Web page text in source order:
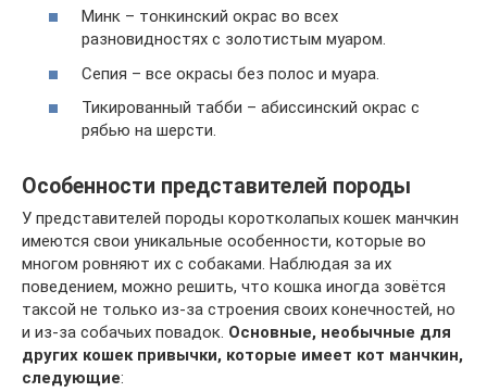
Минк – тонкинский окрас во всех
разновидностях с золотистым муаром.
Сепия – все окрасы без полос и муара.
Тикированный табби – абиссинский окрас с
рябью на шерсти.
Особенности представителей породы
У представителей породы коротколапых кошек манчкин
имеются свои уникальные особенности, которые во
многом ровняют их с собаками. Наблюдая за их
поведением, можно решить, что кошка иногда зовётся
таксой не только из-за строения своих конечностей, но
и из-за собачьих повадок. Основные, необычные для
других кошек привычки, которые имеет кот манчкин,
следующие: